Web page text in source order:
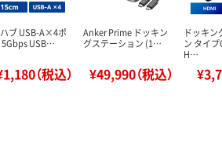
ブ USB-A×4ポ
5Gbps USB…
（税込）
Anker Prime ドッキン
グステーション (1…
¥49,990（税込）
ドッキ
ン タイ
H…